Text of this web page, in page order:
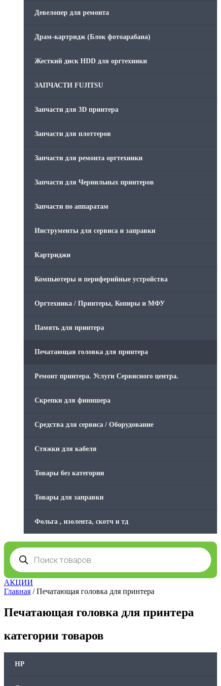
Девелопер для ремонта
Драм-картридж (Блок фотоарабана)
Жесткий диск HDD для оргтехники
ЗАПЧАСТИ FUJITSU
Запчасти для 3D принтера
Запчасти для плоттеров
Запчасти для ремонта оргтехники
Запчасти для Чернильных принтеров
Запчасти по аппаратам
Инструменты для сервиса и заправки
Картриджи
Компьютеры и периферийные устройства
Оргтехника / Принтеры, Копиры и МФУ
Память для принтера
Печатающая головка для принтера
Ремонт принтера. Услуги Сервисного центра.
Скрепки для финишера
Средства для сервиса / Оборудование
Стяжки для кабеля
Товары без категории
Товары для заправки
Фольга , изолента, скотч и тд
Поиск
товаров
АКЦИИ
Главная / Печатающая головка для принтера
Печатающая головка для принтера
категории товаров
HP